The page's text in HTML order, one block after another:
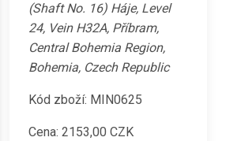
(Shaft No. 16) Háje, Level
24, Vein H32A, Příbram,
Central Bohemia Region,
Bohemia, Czech Republic
Kód zboží: MIN0625
Cena: 2153,00 CZK